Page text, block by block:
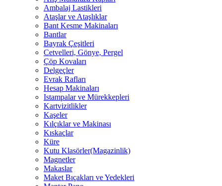
Ambalaj Lastikleri
Ataşlar ve Ataşlıklar
Bant Kesme Makinaları
Bantlar
Bayrak Çeşitleri
Cetvelleri, Gönye, Pergel
Çöp Kovaları
Delgeçler
Evrak Rafları
Hesap Makinaları
Istampalar ve Mürekkepleri
Kartvizitlikler
Kaşeler
Kılçıklar ve Makinası
Kıskaçlar
Küre
Kutu Klasörler(Magazinlik)
Magnetler
Makaslar
Maket Bıçakları ve Yedekleri